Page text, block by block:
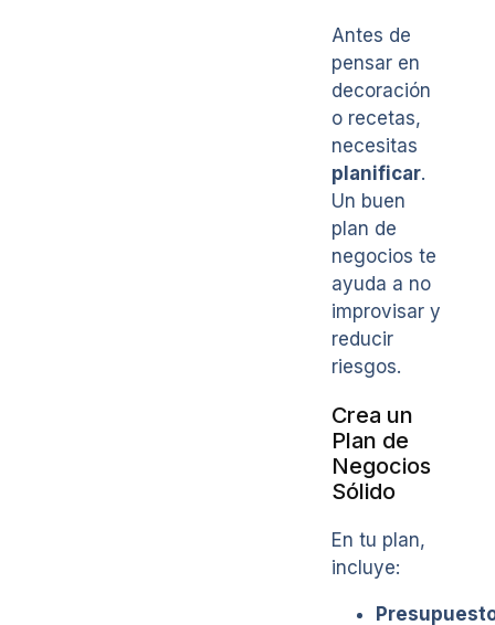
Antes de
pensar en
decoración
o recetas,
necesitas
planificar.
Un buen
plan de
negocios te
ayuda a no
improvisar y
reducir
riesgos.
Crea un
Plan de
Negocios
Sólido
En tu plan,
incluye: